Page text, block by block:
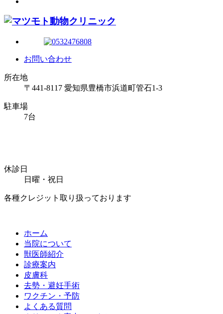
お問い合わせ
所在地
〒441-8117 愛知県豊橋市浜道町管石1-3
駐車場
7台
休診日
日曜・祝日
各種クレジット取り扱っております
ホーム
当院について
獣医師紹介
診療案内
皮膚科
去勢・避妊手術
ワクチン・予防
よくある質問